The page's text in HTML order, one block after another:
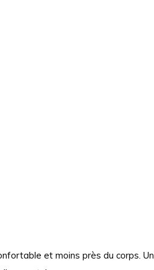
et moins près du corps. Un